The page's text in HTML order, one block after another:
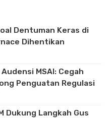
Dentuman Keras di
Dihentikan
MSAI: Cegah
Penguatan Regulasi
Dukung Langkah Gus